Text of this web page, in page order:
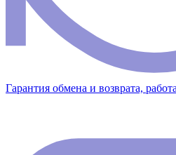
Гарантия обмена и возврата,